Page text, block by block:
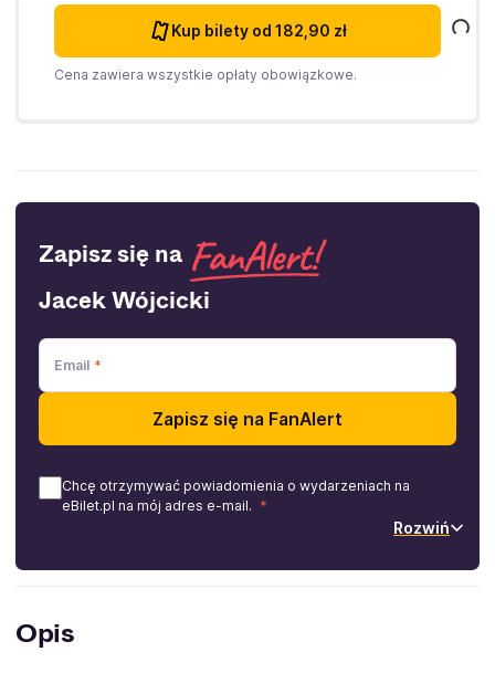
Kup bilety od 182,90 zł
Cena zawiera wszystkie opłaty obowiązkowe.
Zapisz się na
Jacek Wójcicki
Email
Zapisz się na FanAlert
Chcę otrzymywać powiadomienia o wydarzeniach na
eBilet.pl na mój adres e-mail.
Rozwiń
Opis